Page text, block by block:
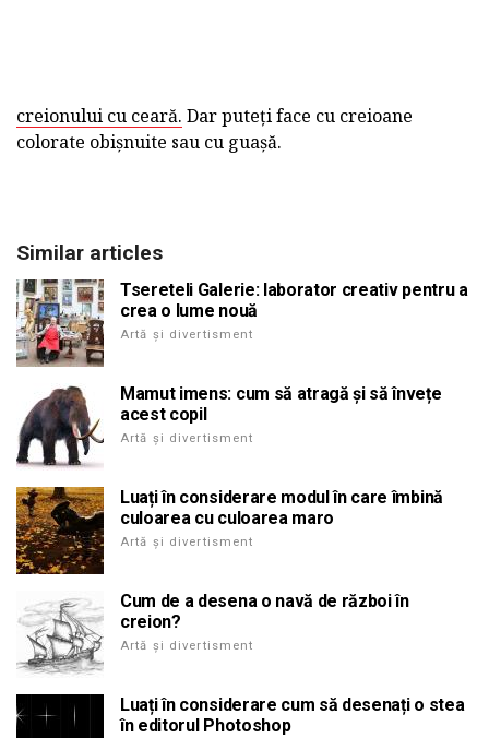
creionului cu ceară. Dar puteți face cu creioane
colorate obișnuite sau cu guașă.
Similar articles
Tsereteli Galerie: laborator creativ pentru a
crea o lume nouă
Artă și divertisment
Mamut imens: cum să atragă și să învețe
acest copil
Artă și divertisment
Luați în considerare modul în care îmbină
culoarea cu culoarea maro
Artă și divertisment
Cum de a desena o navă de război în
creion?
Artă și divertisment
Luați în considerare cum să desenați o stea
în editorul Photoshop